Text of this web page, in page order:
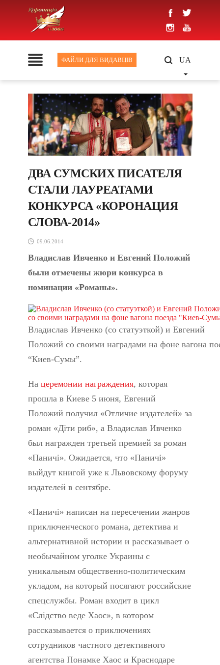
ФАЙЛИ ДЛЯ ВИДАВЦІВ UA
ДВА СУМСКИХ ПИСАТЕЛЯ
СТАЛИ ЛАУРЕАТАМИ
КОНКУРСА «КОРОНАЦИЯ
СЛОВА-2014»
09.06.2014
Владислав Ивченко и Евгений Положий
были отмечены жюри конкурса в
номинации «Романы».
Владислав Ивченко (со статуэткой) и Евгений
Положий со своими наградами на фоне вагона
“Киев-Сумы”.
На церемонии награждения, которая
прошла в Киеве 5 июня, Евгений
Положий получил «Отличие издателей» за
роман «Діти риб», а Владислав Ивченко
был награжден третьей премией за роман
«Паничі». Ожидается, что «Паничі»
выйдут книгой уже к Львовскому форуму
издателей в сентябре.
«Паничі» написан на пересечении жанров
приключенческого романа, детектива и
альтернативной истории и рассказывает о
необычайном уголке Украины с
уникальным общественно-политическим
укладом, на который посягают российские
спецслужбы. Роман входит в цикл
«Слідство веде Хаос», в котором
рассказывается о приключениях
сотрудников частного детективного
агентства Понамке Хаос и Краснодаре